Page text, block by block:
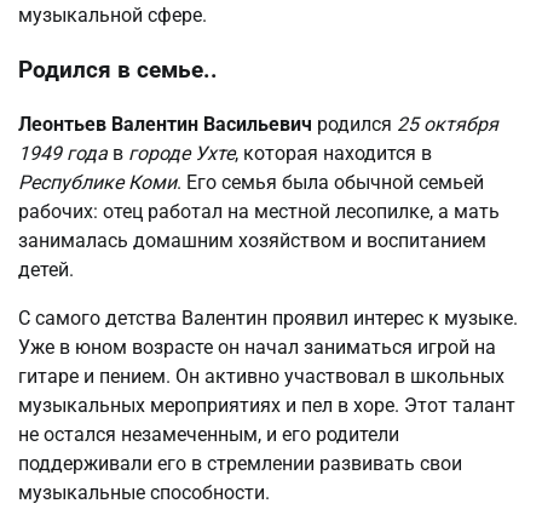
музыкальной сфере.
Родился в семье..
Леонтьев Валентин Васильевич родился 25 октября
1949 года в городе Ухте, которая находится в
Республике Коми. Его семья была обычной семьей
рабочих: отец работал на местной лесопилке, а мать
занималась домашним хозяйством и воспитанием
детей.
С самого детства Валентин проявил интерес к музыке.
Уже в юном возрасте он начал заниматься игрой на
гитаре и пением. Он активно участвовал в школьных
музыкальных мероприятиях и пел в хоре. Этот талант
не остался незамеченным, и его родители
поддерживали его в стремлении развивать свои
музыкальные способности.